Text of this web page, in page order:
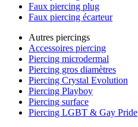
Faux piercing plug
Faux piercing écarteur
Autres piercings
Accessoires piercing
Piercing microdermal
Piercing gros diamètres
Piercing Crystal Evolution
Piercing Playboy
Piercing surface
Piercing LGBT & Gay Pride